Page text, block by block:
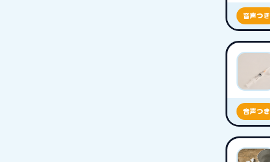
音声つき
音声つき